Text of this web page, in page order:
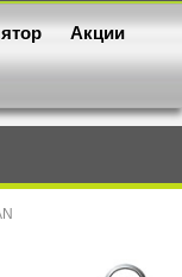
Акции